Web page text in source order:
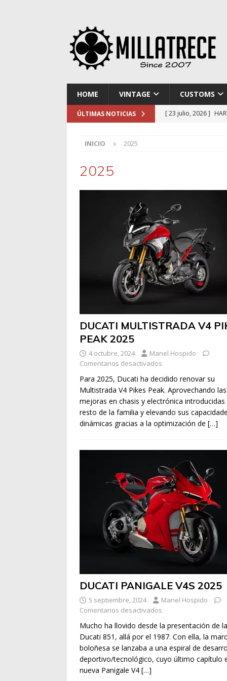
HOME VINTAGE CUSTOMS
ÚLTIMAS NOTICIAS [ 23 julio, 2026 ]
INICIO 2025
2025
DUCATI MULTISTRADA V4
PEAK 2025
4 octubre, 2024
Manel Hospido
Comentarios desactivados
Para 2025, Ducati ha decidido renovar su
Multistrada V4 Pikes Peak. Aprovechando las
mejoras en chasis y electrónica introducidas
resto de la familia y elevando sus
dinámicas gracias a la optimización de […]
DUCATI PANIGALE V4S 2025
5 septiembre, 2024
Manel Hospido
Comentarios desactivados
Mucho ha llovido desde la presentación de la
Ducati 851, allá por el 1987. Con ella, la
boloñesa se lanzaba a una espiral de
deportivo/tecnológico, cuyo último capítulo
nueva Panigale V4 […]